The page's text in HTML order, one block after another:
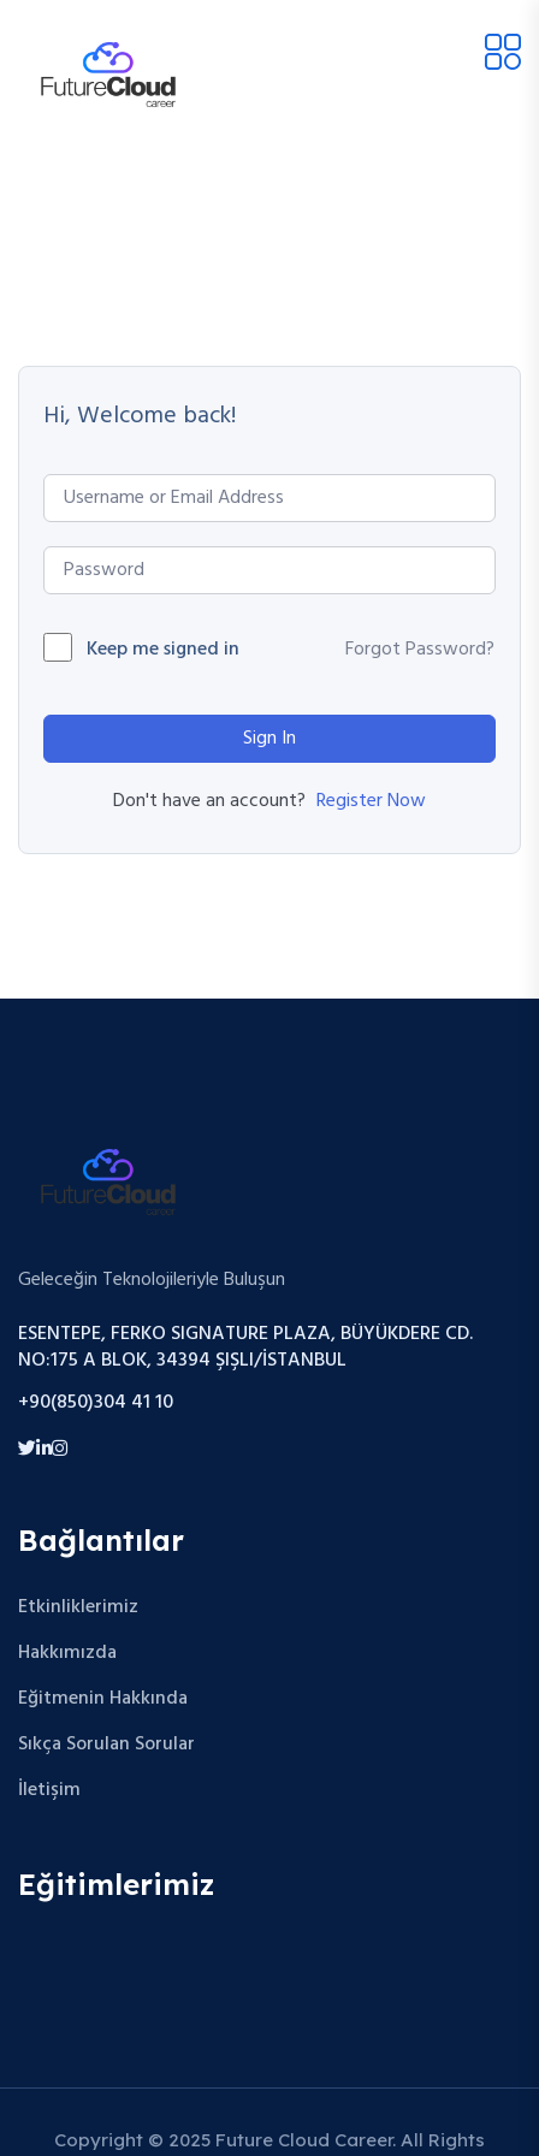
Hi, Welcome back!
Keep me signed in Forgot Password?
Sign In
Don't have an account? Register Now
Geleceğin Teknolojileriyle Buluşun
ESENTEPE, FERKO SIGNATURE PLAZA, BÜYÜKDERE CD.
NO:175 A BLOK, 34394 ŞIŞLI/İSTANBUL
+90(850)304 41 10
Bağlantılar
Etkinliklerimiz
Hakkımızda
Eğitmenin Hakkında
Sıkça Sorulan Sorular
İletişim
Eğitimlerimiz
Copyright © 2025 Future Cloud Career. All Rights